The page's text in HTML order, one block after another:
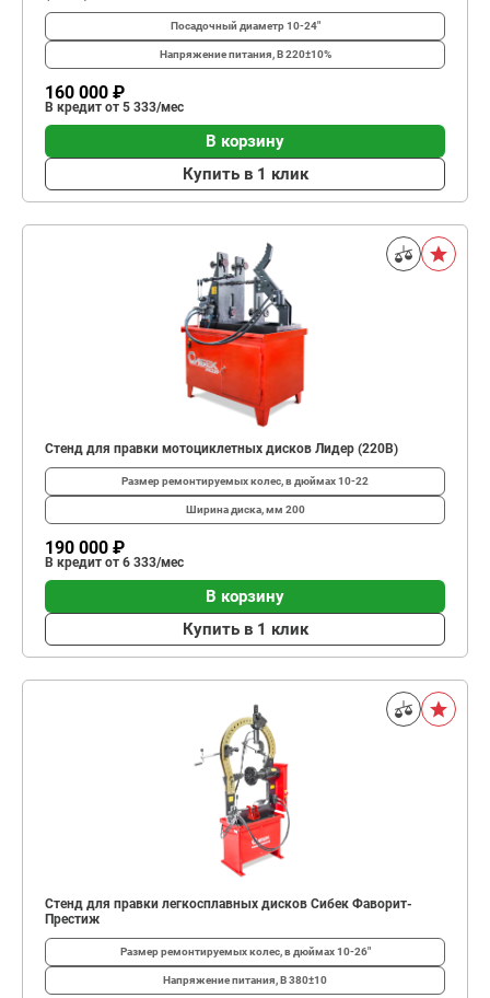
Посадочный диаметр10-24"
Напряжение питания, В220±10%
160 000 ₽
В кредит от 5 333/мес
В корзину
Купить в 1 клик
Стенд для правки мотоциклетных дисков Лидер (220В)
Размер ремонтируемых колес, в дюймах10-22
Ширина диска, мм 200
190 000 ₽
В кредит от 6 333/мес
В корзину
Купить в 1 клик
Стенд для правки легкосплавных дисков Сибек Фаворит-
Престиж
Размер ремонтируемых колес, в дюймах10-26"
Напряжение питания, В380±10